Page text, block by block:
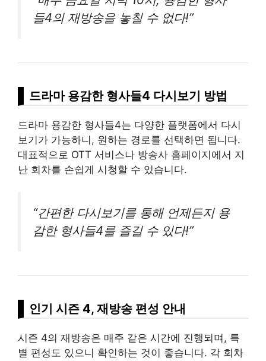
들4의 재방송을 놓칠 수 없다!”
드라마 용감한 형사들4 다시보기 방법
드라마 용감한 형사들4는 다양한 플랫폼에서 다시
보기가 가능하니, 원하는 경로를 선택하면 됩니다.
대표적으로 OTT 서비스나 방송사 홈페이지에서 지
난 회차를 손쉽게 시청할 수 있습니다.
“간편한 다시보기를 통해 언제든지 용
감한 형사들4를 즐길 수 있다!”
인기 시즌 4, 재방송 편성 안내
시즌 4의 재방송은 매주 같은 시간에 진행되며, 특
별 편성도 있으니 확인하는 것이 좋습니다. 각 회차